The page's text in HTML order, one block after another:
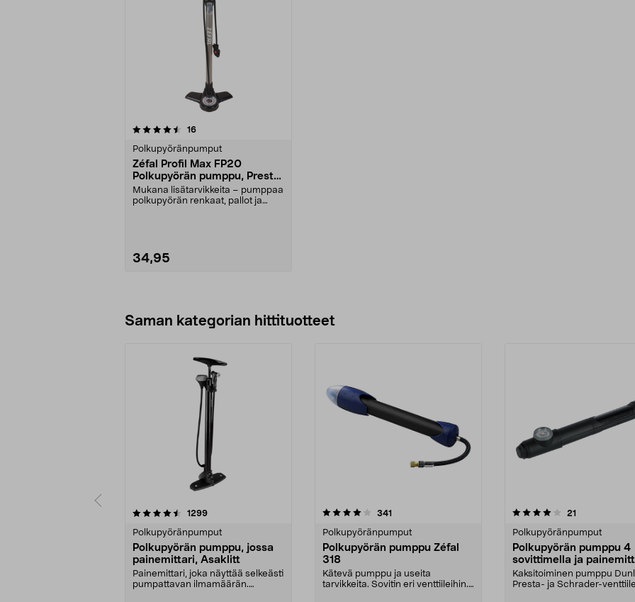
16arvostelut
Polkupyöränpumput
Zéfal Profil Max FP20
Polkupyörän pumppu, Presta,
Schrader, Dunlop
Mukana lisätarvikkeita – pumppaa
polkupyörän renkaat, pallot ja
34,95
Saman kategorian hittituotteet
1299arvostelut
Polkupyöränpumput
Polkupyörän pumppu, jossa
painemittari, Asaklitt
Painemittari, joka näyttää selkeästi
pumpattavan ilmamäärän.
4.0 viidestä
341
Polkupyöränpumput
Polkupyörän pumppu Zéfal
318
Kätevä pumppu ja useita
tarvikkeita. Sovitin eri venttiileihin.
4.0 viidestä
21
Polkupyöränpumput
Polkupyörän pumppu 4
sovittimella ja
Kaksitoiminen pumppu
Presta- ja Schrader-
4.5 viidestä